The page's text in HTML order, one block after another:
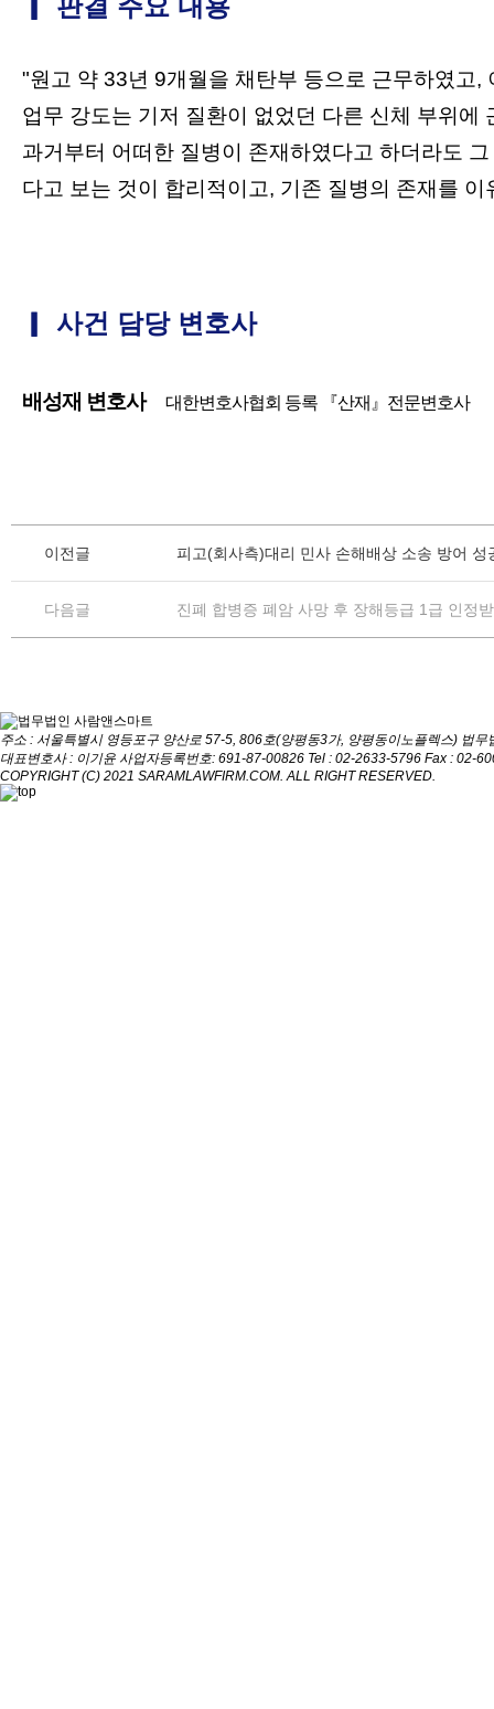
"원고 약 33년 9개월을 채탄부 등으로 근무하였고
업무 강도는 기저 질환이 없었던 다른 신체 부위
과거부터 어떠한 질병이 존재하였다고 하더라도
다고 보는 것이 합리적이고, 기존 질병의 존재를
▎ 사건 담당 변호사
배성재 변호사 대한변호사협회 등록 『산재』전문변호사
이전글 피고(회사측)대리 민사 손해배상 소송 방어
다음글 진폐 합병증 폐암 사망 후 장해등급 1급 인정
주소 : 서울특별시 영등포구 양산로 57-5, 806호(양평동3가, 양평동이노플렉스) 법무
대표변호사 : 이기윤 사업자등록번호: 691-87-00826 Tel : 02-2633-5796 Fax : 02-
COPYRIGHT (C) 2021 SARAMLAWFIRM.COM. ALL RIGHT RESERVED.